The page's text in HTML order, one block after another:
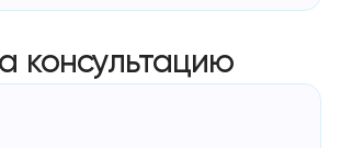
консультацию